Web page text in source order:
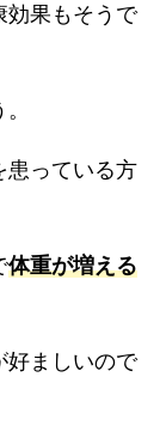
効果もそうで
患っている方
体重が増える
好ましいので